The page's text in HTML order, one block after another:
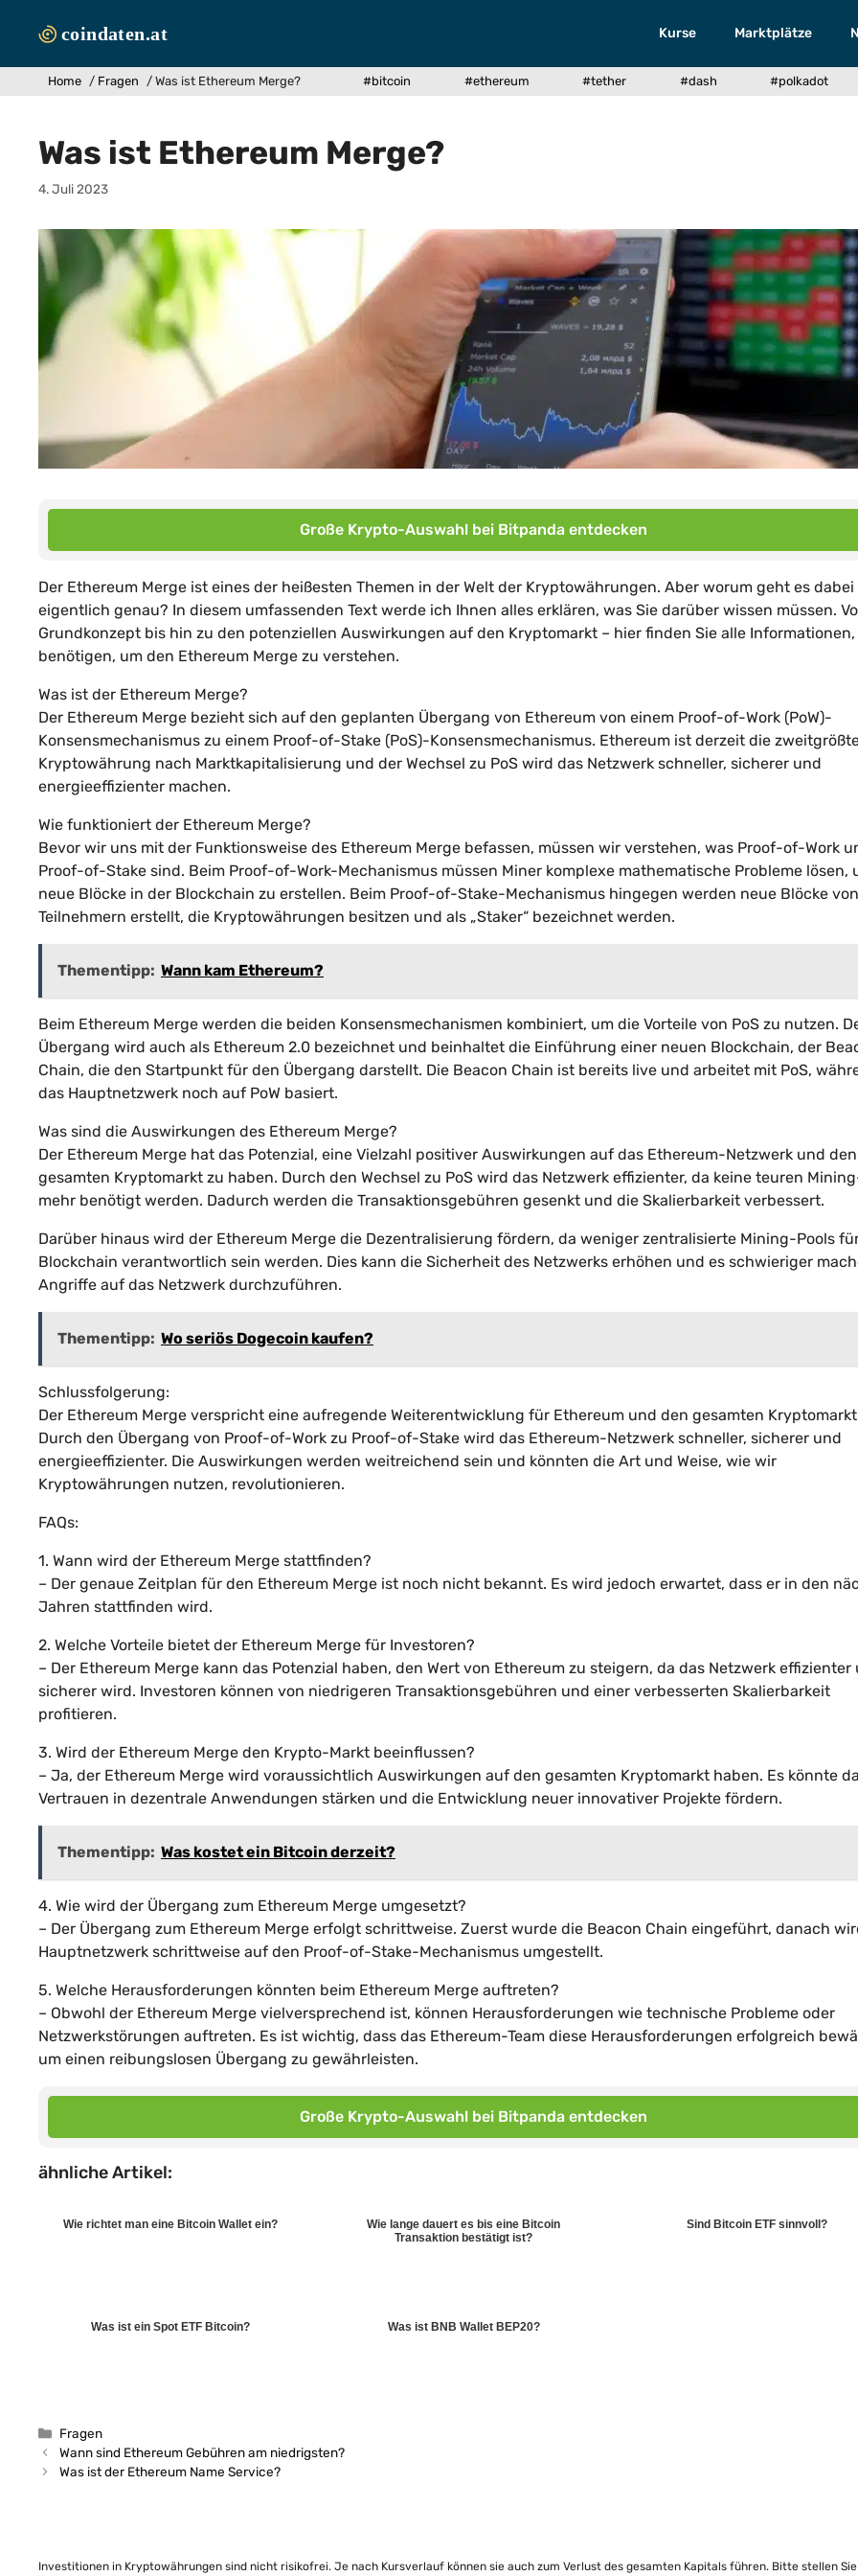
Inhalt
Kurse Marktplätze
Home / Fragen / Was ist Ethereum Merge? #bitcoin #ethereum #tether #dash #polkadot
Was ist Ethereum Merge?
4. Juli 2023
Große Krypto-Auswahl bei Bitpanda entdecken
Der Ethereum Merge ist eines der heißesten Themen in der Welt der Kryptowährungen. Aber worum geht es dabei
eigentlich genau? In diesem umfassenden Text werde ich Ihnen alles erklären, was Sie darüber wissen müssen.
Grundkonzept bis hin zu den potenziellen Auswirkungen auf den Kryptomarkt – hier finden Sie alle Informationen,
benötigen, um den Ethereum Merge zu verstehen.
Was ist der Ethereum Merge?
Der Ethereum Merge bezieht sich auf den geplanten Übergang von Ethereum von einem Proof-of-Work (PoW)-
Konsensmechanismus zu einem Proof-of-Stake (PoS)-Konsensmechanismus. Ethereum ist derzeit die
Kryptowährung nach Marktkapitalisierung und der Wechsel zu PoS wird das Netzwerk schneller, sicherer und
energieeffizienter machen.
Wie funktioniert der Ethereum Merge?
Bevor wir uns mit der Funktionsweise des Ethereum Merge befassen, müssen wir verstehen, was Proof-of-Work
Proof-of-Stake sind. Beim Proof-of-Work-Mechanismus müssen Miner komplexe mathematische Probleme lösen,
neue Blöcke in der Blockchain zu erstellen. Beim Proof-of-Stake-Mechanismus hingegen werden neue Blöcke von
Teilnehmern erstellt, die Kryptowährungen besitzen und als „Staker“ bezeichnet werden.
Thementipp: Wann kam Ethereum?
Beim Ethereum Merge werden die beiden Konsensmechanismen kombiniert, um die Vorteile von PoS zu nutzen.
Übergang wird auch als Ethereum 2.0 bezeichnet und beinhaltet die Einführung einer neuen Blockchain, der
Chain, die den Startpunkt für den Übergang darstellt. Die Beacon Chain ist bereits live und arbeitet mit PoS,
das Hauptnetzwerk noch auf PoW basiert.
Was sind die Auswirkungen des Ethereum Merge?
Der Ethereum Merge hat das Potenzial, eine Vielzahl positiver Auswirkungen auf das Ethereum-Netzwerk und den
gesamten Kryptomarkt zu haben. Durch den Wechsel zu PoS wird das Netzwerk effizienter, da keine teuren
mehr benötigt werden. Dadurch werden die Transaktionsgebühren gesenkt und die Skalierbarkeit verbessert.
Darüber hinaus wird der Ethereum Merge die Dezentralisierung fördern, da weniger zentralisierte Mining-Pools
Blockchain verantwortlich sein werden. Dies kann die Sicherheit des Netzwerks erhöhen und es schwieriger
Angriffe auf das Netzwerk durchzuführen.
Thementipp: Wo seriös Dogecoin kaufen?
Schlussfolgerung:
Der Ethereum Merge verspricht eine aufregende Weiterentwicklung für Ethereum und den gesamten
Durch den Übergang von Proof-of-Work zu Proof-of-Stake wird das Ethereum-Netzwerk schneller, sicherer und
energieeffizienter. Die Auswirkungen werden weitreichend sein und könnten die Art und Weise, wie wir
Kryptowährungen nutzen, revolutionieren.
FAQs:
1. Wann wird der Ethereum Merge stattfinden?
– Der genaue Zeitplan für den Ethereum Merge ist noch nicht bekannt. Es wird jedoch erwartet, dass er in den
Jahren stattfinden wird.
2. Welche Vorteile bietet der Ethereum Merge für Investoren?
– Der Ethereum Merge kann das Potenzial haben, den Wert von Ethereum zu steigern, da das Netzwerk effizienter
sicherer wird. Investoren können von niedrigeren Transaktionsgebühren und einer verbesserten Skalierbarkeit
profitieren.
3. Wird der Ethereum Merge den Krypto-Markt beeinflussen?
– Ja, der Ethereum Merge wird voraussichtlich Auswirkungen auf den gesamten Kryptomarkt haben. Es könnte
Vertrauen in dezentrale Anwendungen stärken und die Entwicklung neuer innovativer Projekte fördern.
Thementipp: Was kostet ein Bitcoin derzeit?
4. Wie wird der Übergang zum Ethereum Merge umgesetzt?
– Der Übergang zum Ethereum Merge erfolgt schrittweise. Zuerst wurde die Beacon Chain eingeführt, danach
Hauptnetzwerk schrittweise auf den Proof-of-Stake-Mechanismus umgestellt.
5. Welche Herausforderungen könnten beim Ethereum Merge auftreten?
– Obwohl der Ethereum Merge vielversprechend ist, können Herausforderungen wie technische Probleme oder
Netzwerkstörungen auftreten. Es ist wichtig, dass das Ethereum-Team diese Herausforderungen erfolgreich
um einen reibungslosen Übergang zu gewährleisten.
Große Krypto-Auswahl bei Bitpanda entdecken
ähnliche Artikel:
Wie richtet man eine Bitcoin Wallet ein?
Wie lange dauert es bis eine Bitcoin
Transaktion bestätigt ist?
Sind Bitcoin ETF sinnvoll?
Was ist ein Spot ETF Bitcoin? Was ist BNB Wallet BEP20?
Kategorien
Fragen
Wann sind Ethereum Gebühren am niedrigsten?
Was ist der Ethereum Name Service?
Investitionen in Kryptowährungen sind nicht risikofrei. Je nach Kursverlauf können sie auch zum Verlust des gesamten Kapitals führen. Bitte stellen